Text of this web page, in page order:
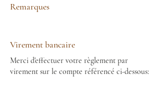
Remarques
Virement bancaire
Merci d'effectuer votre règlement par
virement sur le compte référencé ci-dessous: